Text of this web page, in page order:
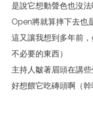
是說它想動聲色也沒
Open將就算摔下去也
這又讓我想到多年前
不必要的東西）
主持人皺著眉頭在講
好想餵它吃磚頭啊（幹